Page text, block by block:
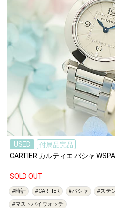
USED
付属品完品
CARTIER カルティエ パシャ
SOLD OUT
#時計 #CARTIER #パシャ
#ステ
#マストバイウォッチ